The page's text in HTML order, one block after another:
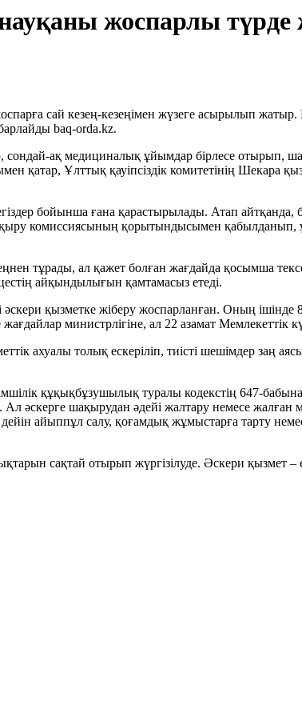
жоспарлы түрде
сай кезең-кезеңімен жүзеге асырылып жатыр.
baq-orda.kz.
сондай-ақ медициналық ұйымдар бірлесе отырып,
Ұлттық қауіпсіздік комитетінің Шекара
бойынша ғана қарастырылады. Атап айтқанда,
комиссиясының қорытындысымен
тұрады, ал қажет болған жағдайда қосымша
айқындылығын қамтамасыз етеді.
қызметке жіберу жоспарланған. Оның ішінде
министрлігіне, ал 22 азамат Мемлекеттік
ахуалы толық ескеріліп, тиісті шешімдер заң
құқықбұзушылық туралы кодекстің 647-
әскерге шақырудан әдейі жалтару немесе жалған
айыппұл салу, қоғамдық жұмыстарға тарту
сақтай отырып жүргізілуде. Әскери қызмет –